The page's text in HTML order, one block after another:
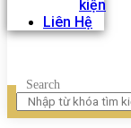
kiện
Liên Hệ
Search